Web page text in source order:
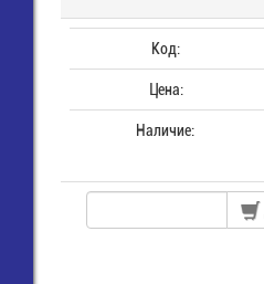
Код:
Цена:
Наличие: